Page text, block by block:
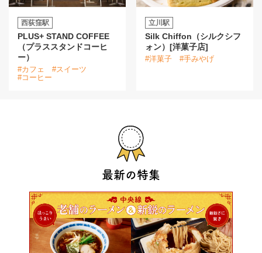
最新の特集
西荻窪駅
PLUS+ STAND COFFEE
（プラススタンドコーヒ
ー）
#カフェ
#スイーツ
#コーヒー
立川駅
Silk Chiffon（シルクシフ
ォン）[洋菓子店]
#洋菓子 #手みやげ